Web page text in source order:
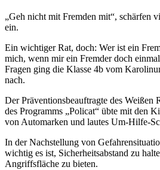
„Geh nicht mit Fremden mit“, schärfen
ein.
Ein wichtiger Rat, doch: Wer ist ein
mich, wenn mir ein Fremder doch
Fragen ging die Klasse 4b vom
nach.
Der Präventionsbeauftragte des Weißen
des Programms „Policat“ übte mit den
von Automarken und lautes Um-Hilfe-
In der Nachstellung von
wichtig es ist, Sicherheitsabstand zu
Angriffsfläche zu bieten.